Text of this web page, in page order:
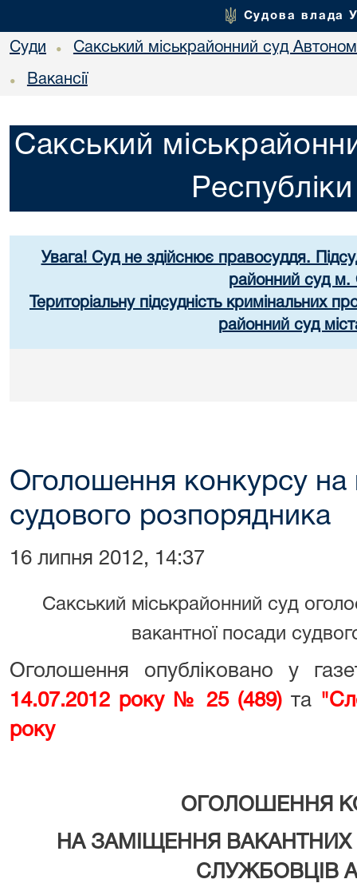
Судова влада
Суди • Сакський міськрайонний суд
• Вакансії
Сакський
Увага! Суд не здійснює правосуддя.
районний суд м.
Територіальну підсудність кримінальних
районний суд
Оголошення конкурсу на
судового розпорядника
16 липня 2012, 14:37
Сакський міськрайонний суд
вакантної посади
Оголошення опубліковано у
14.07.2012 року № 25 (489) та
року
ОГОЛОШЕННЯ
НА ЗАМІЩЕННЯ
СЛУЖБОВЦІВ